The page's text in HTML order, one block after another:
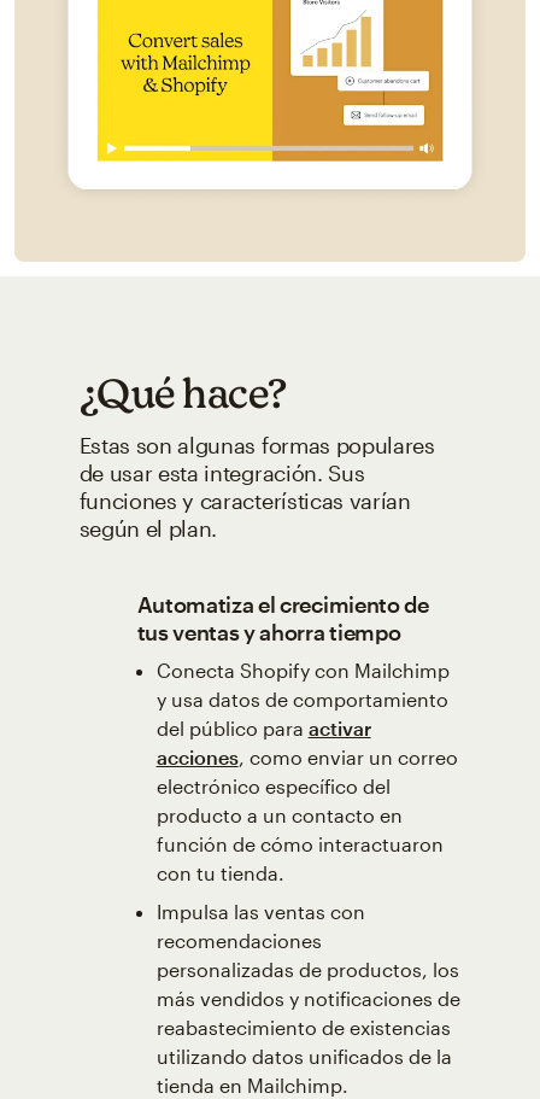
¿Qué hace?
Estas son algunas formas populares
de usar esta integración. Sus
funciones y características varían
según el plan.
Automatiza el crecimiento de
tus ventas y ahorra tiempo
Conecta Shopify con Mailchimp
y usa datos de comportamiento
del público para activar
acciones, como enviar un correo
electrónico específico del
producto a un contacto en
función de cómo interactuaron
con tu tienda.
Impulsa las ventas con
recomendaciones
personalizadas de productos, los
más vendidos y notificaciones de
reabastecimiento de existencias
utilizando datos unificados de la
tienda en Mailchimp.